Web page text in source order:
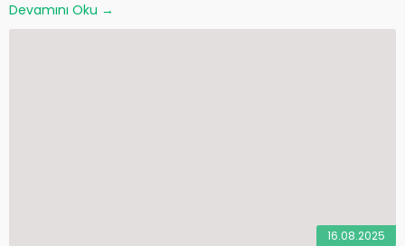
Devamını Oku →
16.08.2025